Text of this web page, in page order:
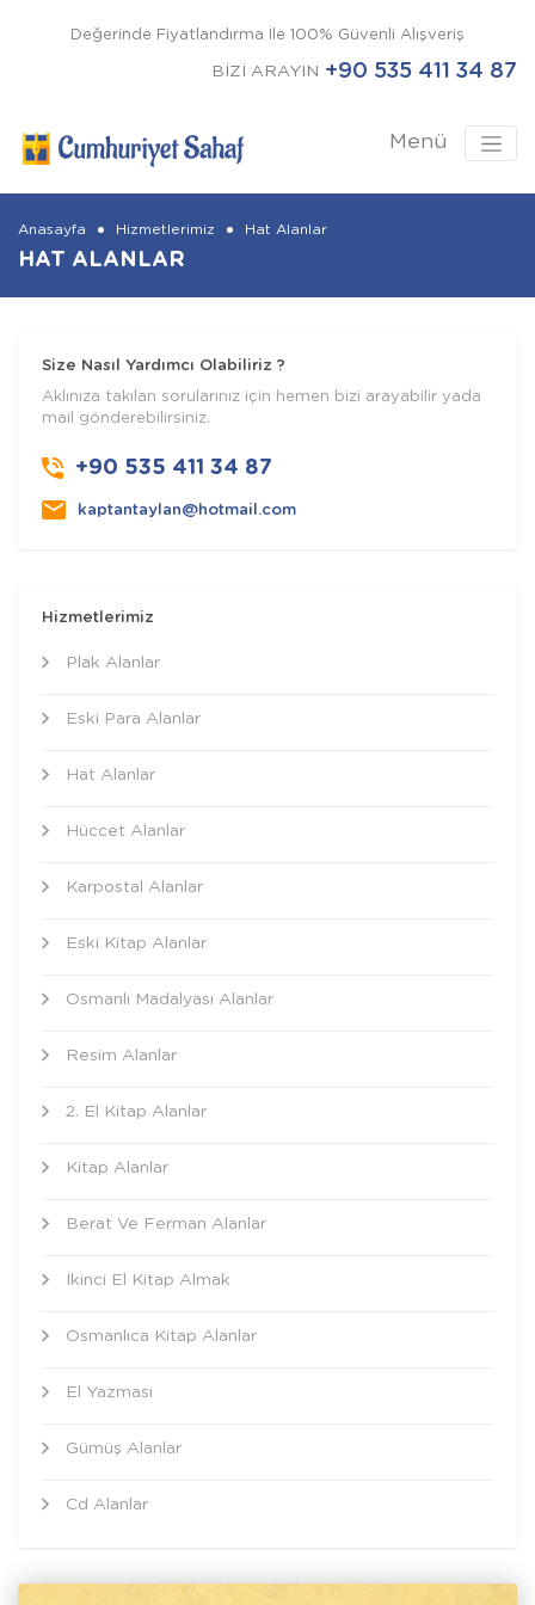
Değerinde Fiyatlandırma İle 100% Güvenli Alışveriş
BİZİ ARAYIN +90 535 411 34 87
Menü
Anasayfa Hizmetlerimiz Hat Alanlar
HAT ALANLAR
Size Nasıl Yardımcı Olabiliriz ?
Aklınıza takılan sorularınız için hemen bizi arayabilir yada
mail gönderebilirsiniz.
+90 535 411 34 87
kaptantaylan@hotmail.com
Hizmetlerimiz
Plak Alanlar
Eski Para Alanlar
Hat Alanlar
Hüccet Alanlar
Karpostal Alanlar
Eski Kitap Alanlar
Osmanlı Madalyası Alanlar
Resim Alanlar
2. El Kitap Alanlar
Kitap Alanlar
Berat Ve Ferman Alanlar
İkinci El Kitap Almak
Osmanlıca Kitap Alanlar
El Yazması
Gümüş Alanlar
Cd Alanlar